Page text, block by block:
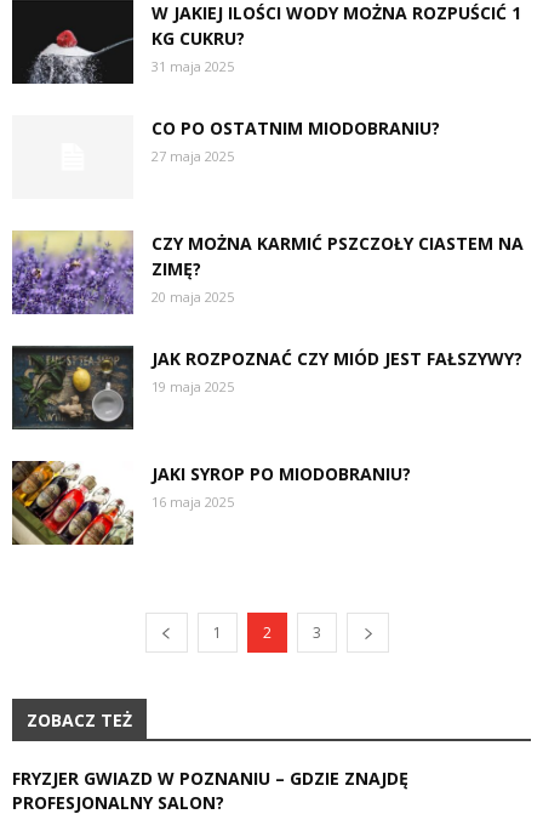
W JAKIEJ ILOŚCI WODY MOŻNA ROZPUŚCIĆ 1
KG CUKRU?
31 maja 2025
CO PO OSTATNIM MIODOBRANIU?
27 maja 2025
CZY MOŻNA KARMIĆ PSZCZOŁY CIASTEM NA
ZIMĘ?
20 maja 2025
JAK ROZPOZNAĆ CZY MIÓD JEST FAŁSZYWY?
19 maja 2025
JAKI SYROP PO MIODOBRANIU?
16 maja 2025
1 2 3
ZOBACZ TEŻ
FRYZJER GWIAZD W POZNANIU – GDZIE ZNAJDĘ
PROFESJONALNY SALON?